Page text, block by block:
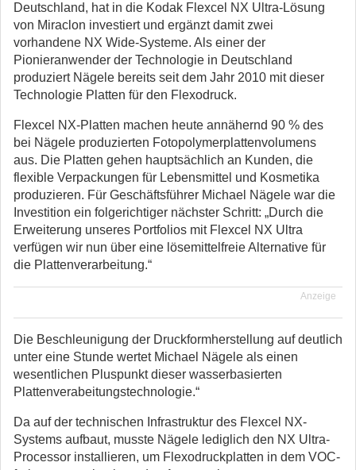
Deutschland, hat in die Kodak Flexcel NX Ultra-Lösung
von Miraclon investiert und ergänzt damit zwei
vorhandene NX Wide-Systeme. Als einer der
Pionieranwender der Technologie in Deutschland
produziert Nägele bereits seit dem Jahr 2010 mit dieser
Technologie Platten für den Flexodruck.
Flexcel NX-Platten machen heute annähernd 90 % des
bei Nägele produzierten Fotopolymerplattenvolumens
aus. Die Platten gehen hauptsächlich an Kunden, die
flexible Verpackungen für Lebensmittel und Kosmetika
produzieren. Für Geschäftsführer Michael Nägele war die
Investition ein folgerichtiger nächster Schritt: „Durch die
Erweiterung unseres Portfolios mit Flexcel NX Ultra
verfügen wir nun über eine lösemittelfreie Alternative für
die Plattenverarbeitung.“
Anzeige
Die Beschleunigung der Druckformherstellung auf deutlich
unter eine Stunde wertet Michael Nägele als einen
wesentlichen Pluspunkt dieser wasserbasierten
Plattenverabeitungstechnologie.“
Da auf der technischen Infrastruktur des Flexcel NX-
Systems aufbaut, musste Nägele lediglich den NX Ultra-
Processor installieren, um Flexodruckplatten in dem VOC-